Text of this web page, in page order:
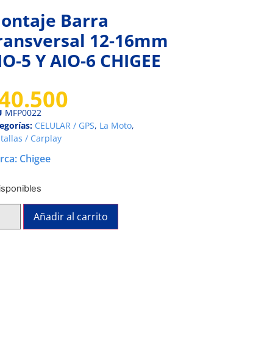
Barra
12-16mm
5 Y AIO-6 CHIGEE
MFP0022
CELULAR / GPS, La Moto,
/ Carplay
Chigee
Añadir al carrito